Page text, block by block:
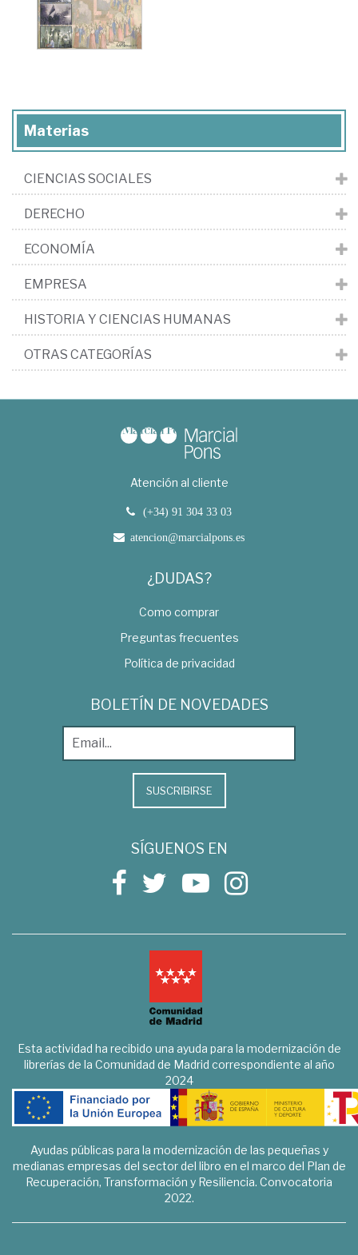
Materias
CIENCIAS SOCIALES
DERECHO
ECONOMÍA
EMPRESA
HISTORIA Y CIENCIAS HUMANAS
OTRAS CATEGORÍAS
Atención al cliente
(+34) 91 304 33 03
atencion@marcialpons.es
¿DUDAS?
Como comprar
Preguntas frecuentes
Política de privacidad
BOLETÍN DE NOVEDADES
SUSCRIBIRSE
SÍGUENOS EN
Esta actividad ha recibido una ayuda para la modernización de
librerías de la Comunidad de Madrid correspondiente al año
2024
Ayudas públicas para la modernización de las pequeñas y
medianas empresas del sector del libro en el marco del Plan de
Recuperación, Transformación y Resiliencia. Convocatoria
2022.